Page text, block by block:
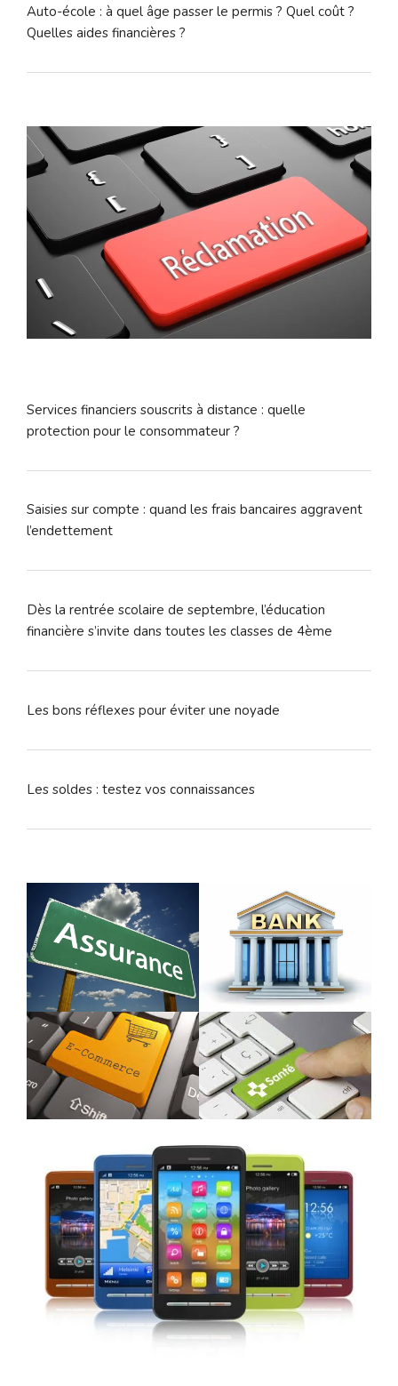
Auto-école : à quel âge passer le permis ? Quel coût ?
Quelles aides financières ?
Services financiers souscrits à distance : quelle
protection pour le consommateur ?
Saisies sur compte : quand les frais bancaires aggravent
l’endettement
Dès la rentrée scolaire de septembre, l’éducation
financière s’invite dans toutes les classes de 4ème
Les bons réflexes pour éviter une noyade
Les soldes : testez vos connaissances